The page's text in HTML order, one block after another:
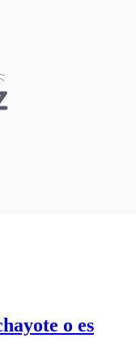
o es